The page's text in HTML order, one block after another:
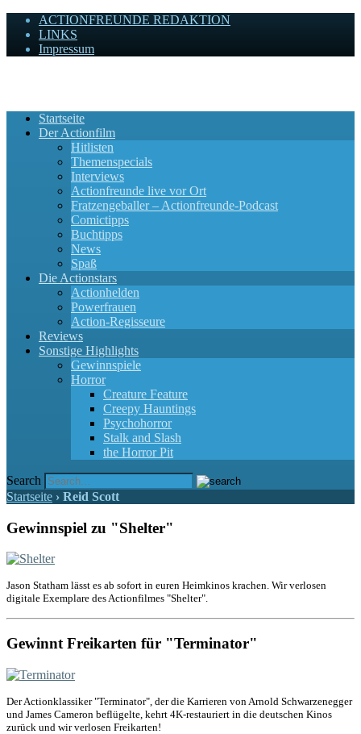
ACTIONFREUNDE REDAKTION
LINKS
Impressum
Startseite
Der Actionfilm
Hitlisten
Themenspecials
Interviews
Actionfreunde live vor Ort
Fratzengeballer – Actionfreunde-Podcast
Comictipps
Buchtipps
News
Spaß
Die Actionstars
Actionhelden
Powerfrauen
Action-Regisseure
Reviews
Sonstige Highlights
Gewinnspiele
Horror
Creature Feature
Creepy Hauntings
Psychohorror
Stalk and Slash
the Horror Pit
Search
Startseite › Reid Scott
Gewinnspiel zu "Shelter"
Jason Statham lässt es ab sofort in euren Heimkinos krachen. Wir verlosen
digitale Exemplare des Actionfilmes "Shelter".
Gewinnt Freikarten für "Terminator"
Der Actionklassiker "Terminator", der die Karrieren von Arnold Schwarzenegger
und James Cameron beflügelte, kehrt 4K-restauriert in die deutschen Kinos
zurück und wir verlosen Freikarten!